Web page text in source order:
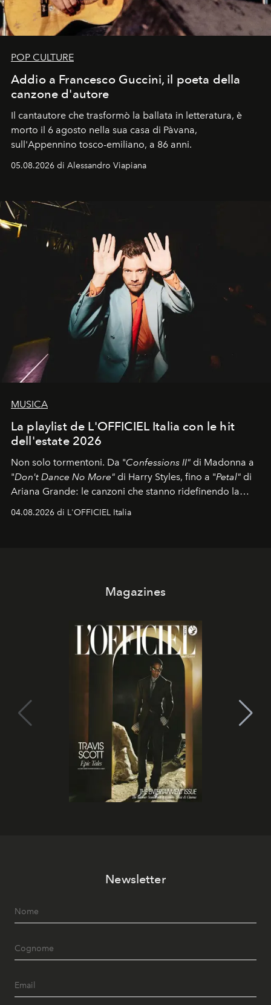
POP CULTURE
Addio a Francesco Guccini, il poeta della
canzone d'autore
Il cantautore che trasformò la ballata in letteratura, è
morto il 6 agosto nella sua casa di Pàvana,
sull'Appennino tosco-emiliano, a 86 anni.
05.08.2026 di Alessandro Viapiana
MUSICA
La playlist de L'OFFICIEL Italia con le hit
dell'estate 2026
Non solo tormentoni. Da "Confessions II" di Madonna a
"Don't Dance No More" di Harry Styles, fino a "Petal" di
Ariana Grande: le canzoni che stanno ridefinendo la
04.08.2026 di L'OFFICIEL Italia
Magazines
Newsletter